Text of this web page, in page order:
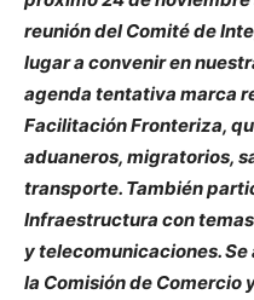
reunión del Comité de
lugar a convenir en
agenda tentativa marca
Facilitación Fronteriza,
aduaneros, migratorios,
transporte. También
Infraestructura con
y telecomunicaciones.
la Comisión de Comercio